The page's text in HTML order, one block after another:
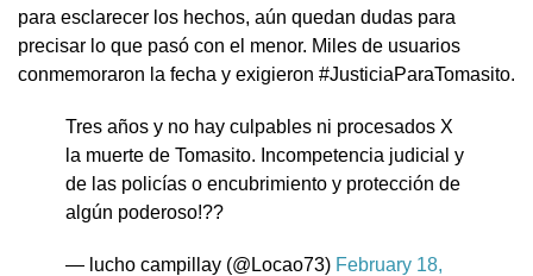
para esclarecer los hechos, aún quedan dudas para
precisar lo que pasó con el menor. Miles de usuarios
conmemoraron la fecha y exigieron #JusticiaParaTomasito.
Tres años y no hay culpables ni procesados X
la muerte de Tomasito. Incompetencia judicial y
de las policías o encubrimiento y protección de
algún poderoso!??
— lucho campillay (@Locao73) February 18,